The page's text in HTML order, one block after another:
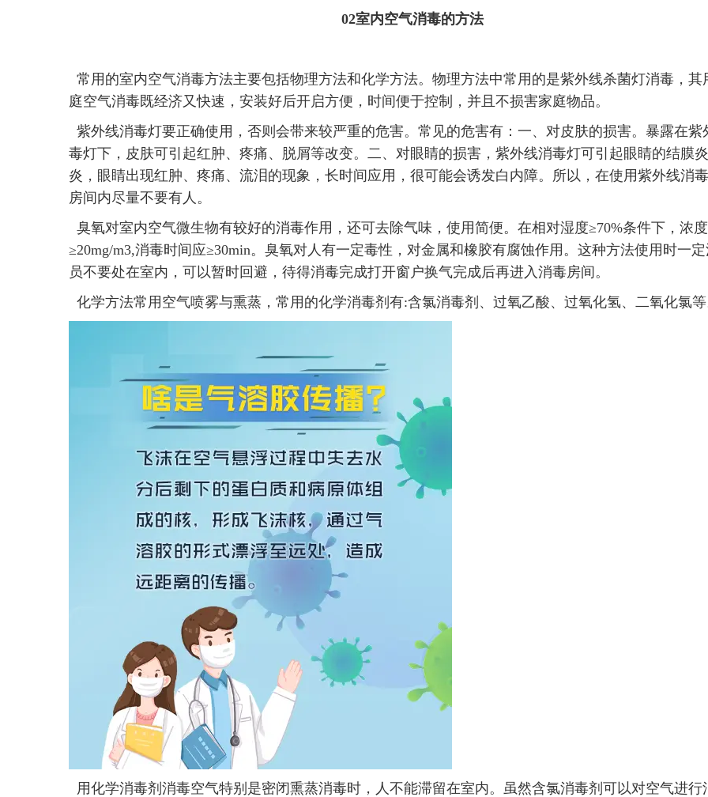
02室内空气消毒的方法
常用的室内空气消毒方法主要包括物理方法和化学方法。物理方法中常用的是紫外线杀菌灯消毒，其
庭空气消毒既经济又快速，安装好后开启方便，时间便于控制，并且不损害家庭物品。
紫外线消毒灯要正确使用，否则会带来较严重的危害。常见的危害有：一、对皮肤的损害。暴露在紫
毒灯下，皮肤可引起红肿、疼痛、脱屑等改变。二、对眼睛的损害，紫外线消毒灯可引起眼睛的结膜
炎，眼睛出现红肿、疼痛、流泪的现象，长时间应用，很可能会诱发白内障。所以，在使用紫外线消毒
房间内尽量不要有人。
臭氧对室内空气微生物有较好的消毒作用，还可去除气味，使用简便。在相对湿度≥70%条件下，浓
≥20mg/m3,消毒时间应≥30min。臭氧对人有一定毒性，对金属和橡胶有腐蚀作用。这种方法使用时一定
员不要处在室内，可以暂时回避，待得消毒完成打开窗户换气完成后再进入消毒房间。
化学方法常用空气喷雾与熏蒸，常用的化学消毒剂有:含氯消毒剂、过氧乙酸、过氧化氢、二氧化氯等
用化学消毒剂消毒空气特别是密闭熏蒸消毒时，人不能滞留在室内。虽然含氯消毒剂可以对空气进行